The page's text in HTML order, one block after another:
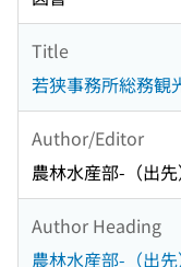
Title
若狭事務所総務観
Author/Editor
農林水産部-（出
Author Heading
農林水産部-（出